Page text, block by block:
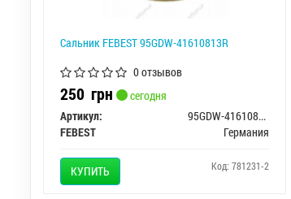
Сальник FEBEST 95GDW-41610813R
0 отзывов
250 грн
сегодня
Артикул:
95GDW-41610813R
FEBEST
Германия
КУПИТЬ Код: 781231-2